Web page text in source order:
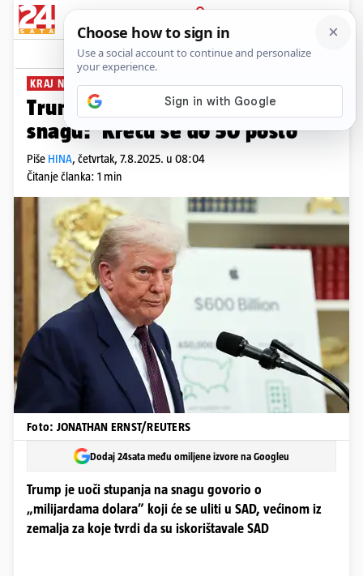
PRIJAVA
News Komentari
KRAJ NEIZVJESNOSTI
Trumpove carine stupile su na
snagu: 'Kreću se do 50 posto'
Piše HINA, četvrtak, 7.8.2025. u 08:04
Čitanje članka: 1 min
Foto: JONATHAN ERNST/REUTERS
Dodaj 24sata među omiljene izvore na Googleu
Trump je uoči stupanja na snagu govorio o
„milijardama dolara” koji će se uliti u SAD, većinom iz
zemalja za koje tvrdi da su iskorištavale SAD